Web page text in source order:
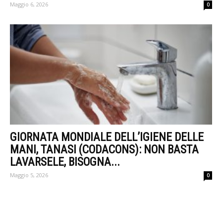
Maggio 6, 2026 0
GIORNATA MONDIALE DELL’IGIENE DELLE
MANI, TANASI (CODACONS): NON BASTA
LAVARSELE, BISOGNA...
Maggio 5, 2026 0